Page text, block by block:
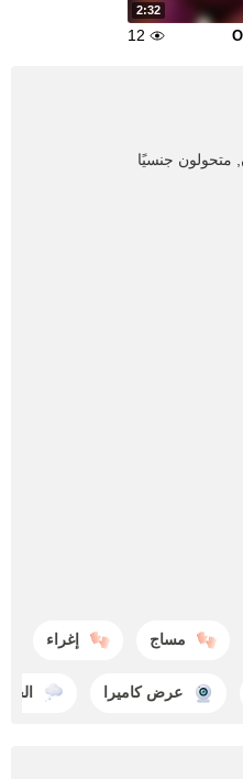
2:32
12
متحولون جنسيًا
مساج إغراء
عرض كاميرا الحلم